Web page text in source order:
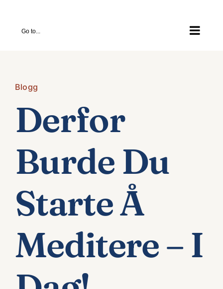
content
Go to...
Blogg
Derfor
Burde Du
Starte Å
Meditere – I